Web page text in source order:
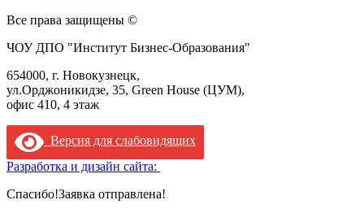
Все права защищены ©
ЧОУ ДПО "Институт Бизнес-Образования"
654000, г. Новокузнецк,
ул.Орджоникидзе, 35, Green House (ЦУМ),
офис 410, 4 этаж
Версия для слабовидящих
Разработка и дизайн сайта:
Спасибо!Заявка отправлена!